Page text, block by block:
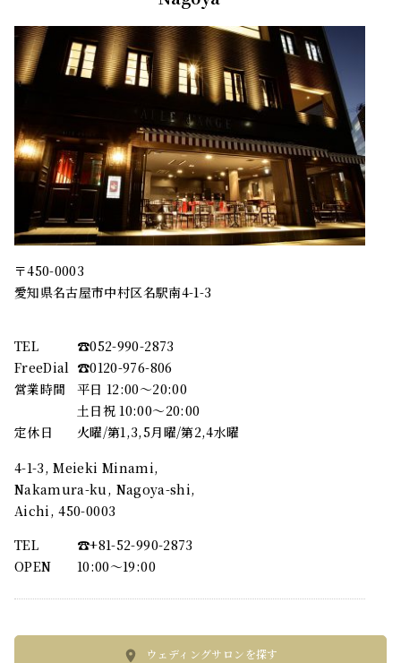
〒450-0003
愛知県名古屋市中村区名駅南4-1-3
TEL
☎︎052-990-2873
FreeDial ☎︎0120-976-806
営業時間
平日 12:00～20:00
土日祝 10:00～20:00
定休日
火曜/第1,3,5月曜/第2,4水曜
4-1-3, Meieki Minami,
Nakamura-ku, Nagoya-shi,
Aichi, 450-0003
TEL
☎︎+81-52-990-2873
OPEN
10:00〜19:00
ウェディングサロンを探す